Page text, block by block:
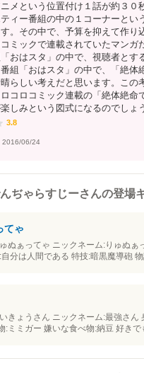
メという位置付け１話が約３
ィー番組の中の１コーナーと
。その中で、予算を抑えて作り
ミックで連載されていたマン
おはスタ」の中で、視聴者と
組「おはスタ」の中で、「絶
らしい考えだと思います。この
コロコミック連載の「絶体絶命
しみという図式になるのでしょ
3.8
3.8
2016/06/24
ぢゃらすじーさんの登場
てゃ
ぬぁってゃ ニックネーム:りゅぬ
分は人間である 特技:暗黒魔導砲
きょうさん ニックネーム:最強さ
:ミミガー 嫌いな食べ物:納豆 好き